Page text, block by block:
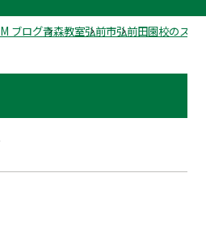
ブログ青森教室弘前市弘前田園校のスタ